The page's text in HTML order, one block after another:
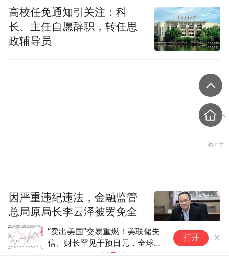
“卖出美国”交易重燃！美联储失
信、财长罕见干预日元，全球资
本集体逃离美债美元
打开
高校任免通知引关注：科
长、主任自愿辞职，转任思
政辅导员
因严重违纪违法，金融监管
总局原局长李云泽被罢免全
国人大代表